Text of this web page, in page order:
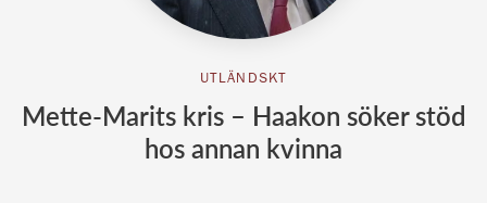
UTLÄNDSKT
Mette-Marits kris – Haakon söker stöd
hos annan kvinna